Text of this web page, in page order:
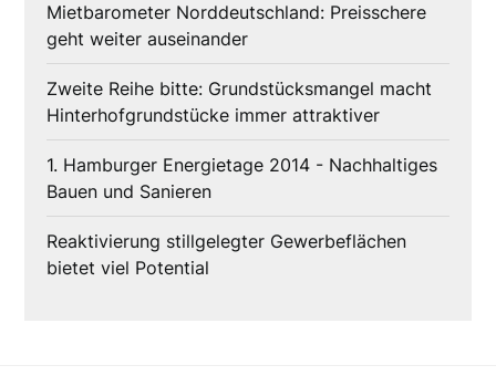
Mietbarometer Norddeutschland: Preisschere
geht weiter auseinander
Zweite Reihe bitte: Grundstücksmangel macht
Hinterhofgrundstücke immer attraktiver
1. Hamburger Energietage 2014 - Nachhaltiges
Bauen und Sanieren
Reaktivierung stillgelegter Gewerbeflächen
bietet viel Potential